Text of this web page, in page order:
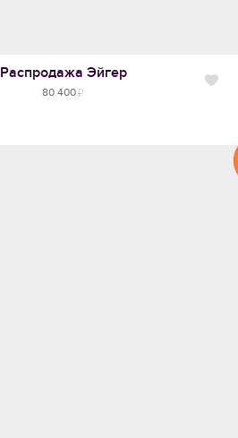
Распродажа Эйгер
80 400